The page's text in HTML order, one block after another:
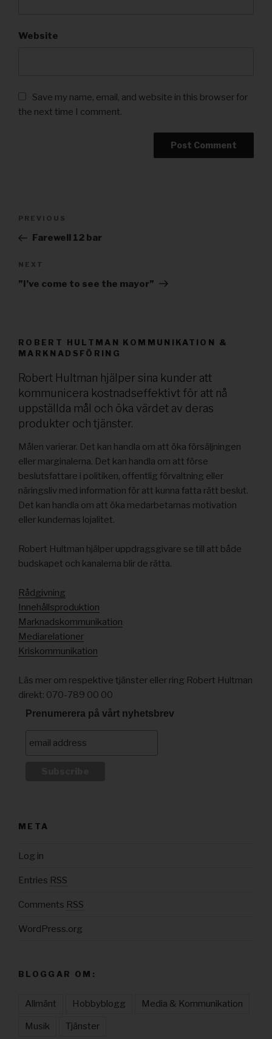
Website
Save my name, email, and website in this browser for
the next time I comment.
Post
Previous
Post
PREVIOUS
Farewell 12 bar
Next
Post
NEXT
”I’ve come to see the mayor”
ROBERT HULTMAN KOMMUNIKATION &
MARKNADSFÖRING
Robert Hultman hjälper sina kunder att
kommunicera kostnadseffektivt för att nå
uppställda mål och öka värdet av deras
produkter och tjänster.
Målen varierar. Det kan handla om att öka försäljningen
eller marginalerna. Det kan handla om att förse
beslutsfattare i politiken, offentlig förvaltning eller
näringsliv med information för att kunna fatta rätt beslut.
Det kan handla om att öka medarbetarnas motivation
eller kundernas lojalitet.
Robert Hultman hjälper uppdragsgivare se till att både
budskapet och kanalerna blir de rätta.
Rådgivning
Innehållsproduktion
Marknadskommunikation
Mediarelationer
Kriskommunikation
Läs mer om respektive tjänster eller ring Robert Hultman
direkt: 070-789 00 00
Prenumerera på vårt nyhetsbrev
META
Log in
Entries RSS
Comments RSS
WordPress.org
BLOGGAR OM:
Allmänt Hobbyblogg Media & Kommunikation
Musik Tjänster